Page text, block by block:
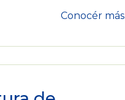
Conocér más